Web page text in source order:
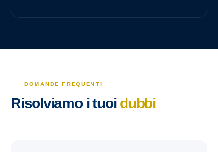
DOMANDE FREQUENTI
Risolviamo i tuoi dubbi